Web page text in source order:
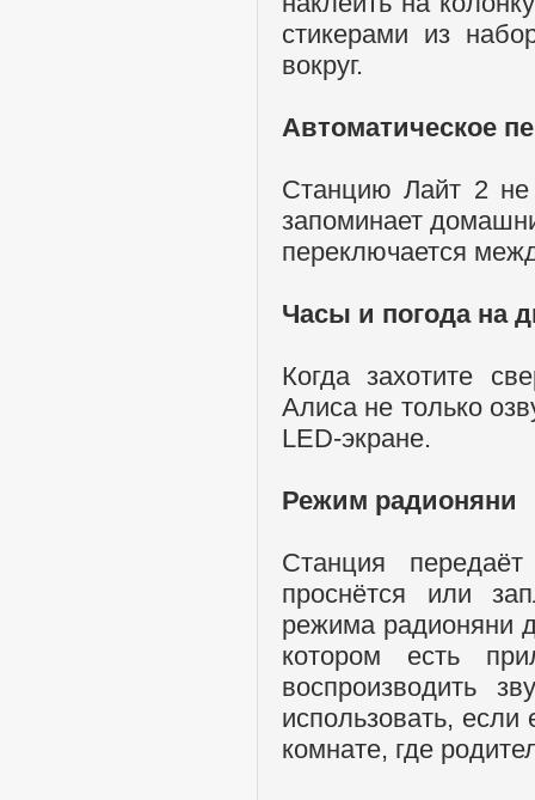
стикерами из
вокруг.
Автоматическое
Станцию Лайт 2
запоминает
переключается
Часы и погода на
Когда захотите
Алиса не только
LED-экране.
Режим радионяни
Станция
проснётся или
режима радионяни
котором есть
воспроизводить
использовать,
комнате, где